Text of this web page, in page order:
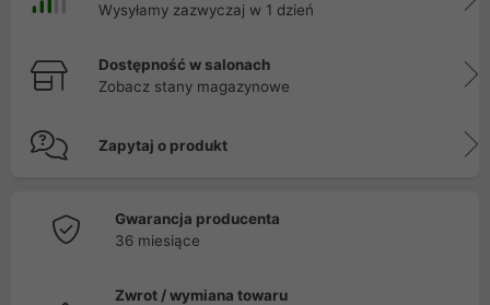
Wysyłamy zazwyczaj w 1 dzień
Dostępność w salonach
Zobacz stany magazynowe
Zapytaj o produkt
Gwarancja producenta
36 miesiące
Zwrot / wymiana towaru